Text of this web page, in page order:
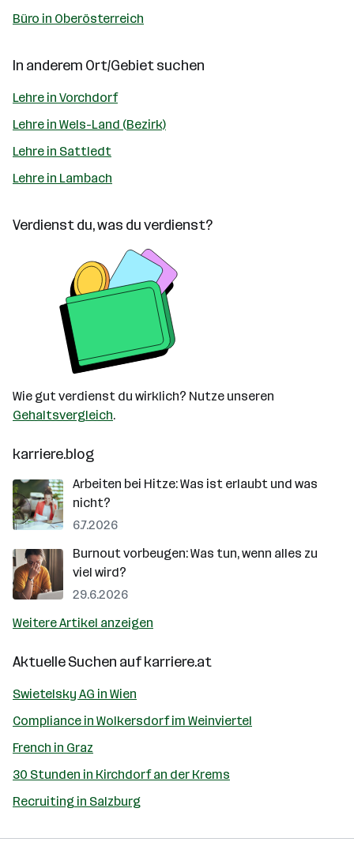
Büro in Oberösterreich
In anderem Ort/Gebiet suchen
Lehre in Vorchdorf
Lehre in Wels-Land (Bezirk)
Lehre in Sattledt
Lehre in Lambach
Verdienst du, was du verdienst?
Wie gut verdienst du wirklich? Nutze unseren
Gehaltsvergleich.
karriere.blog
Arbeiten bei Hitze: Was ist erlaubt und was
nicht?
6.7.2026
Burnout vorbeugen: Was tun, wenn alles zu
viel wird?
29.6.2026
Weitere Artikel anzeigen
Aktuelle Suchen aufkarriere.at
Swietelsky AG in Wien
Compliance in Wolkersdorf im Weinviertel
French in Graz
30 Stunden in Kirchdorf an der Krems
Recruiting in Salzburg